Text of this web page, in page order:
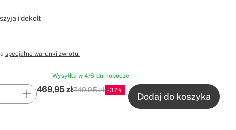
i dekolt
specjalne warunki zwrotu.
Wysyłka w 4/6 dni robocze
469,95 złP.V.P
749.95 zł 37
Dodaj do koszyka